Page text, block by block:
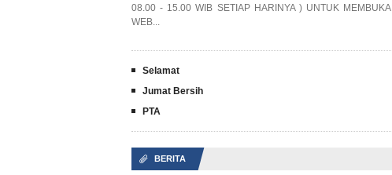
08.00 - 15.00 WIB SETIAP HARINYA ) UNTUK MEMBUKA
WEB...
Selamat
Jumat Bersih
PTA
📎 BERITA